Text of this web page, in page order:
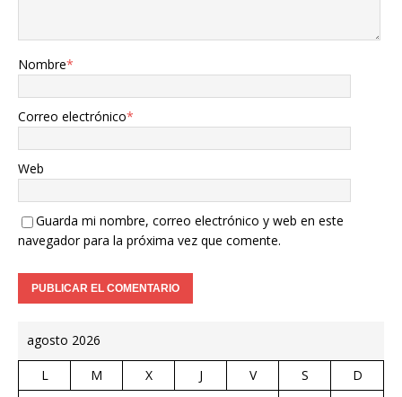
Nombre*
Correo electrónico*
Web
Guarda mi nombre, correo electrónico y web en este
navegador para la próxima vez que comente.
agosto 2026
L M X J V S
D